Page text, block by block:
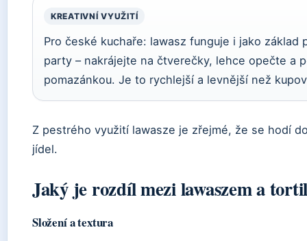
KREATIVNÍ VYUŽITÍ
Pro české kuchaře: lawasz funguje i jako základ
party – nakrájejte na čtverečky, lehce opečte a
pomazánkou. Je to rychlejší a levnější než
Z pestrého využití lawasze je zřejmé, že se hodí
jídel.
Jaký je rozdíl mezi lawaszem a
Složení a textura